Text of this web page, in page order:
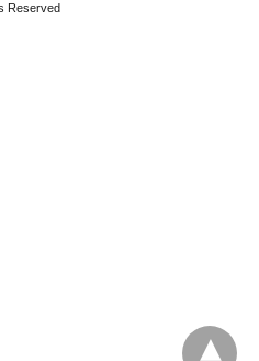
Reserved